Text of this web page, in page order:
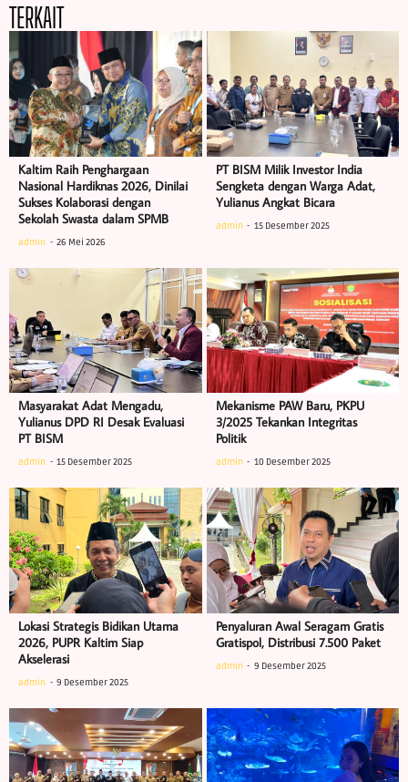
TERKAIT
Kaltim Raih Penghargaan
Nasional Hardiknas 2026, Dinilai
Sukses Kolaborasi dengan
Sekolah Swasta dalam SPMB
admin 26 Mei 2026
PT BISM Milik Investor India
Sengketa dengan Warga Adat,
Yulianus Angkat Bicara
admin 15 Desember 2025
Masyarakat Adat Mengadu,
Yulianus DPD RI Desak Evaluasi
PT BISM
admin 15 Desember 2025
Mekanisme PAW Baru, PKPU
3/2025 Tekankan Integritas
Politik
admin 10 Desember 2025
Lokasi Strategis Bidikan Utama
2026, PUPR Kaltim Siap
Akselerasi
admin 9 Desember 2025
Penyaluran Awal Seragam Gratis
Gratispol, Distribusi 7.500 Paket
admin 9 Desember 2025